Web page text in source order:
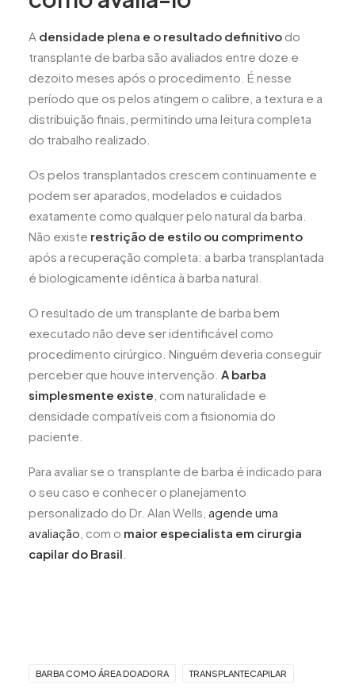
A densidade plena e o resultado definitivo do
transplante de barba são avaliados entre doze e
dezoito meses após o procedimento. É nesse
período que os pelos atingem o calibre, a textura e a
distribuição finais, permitindo uma leitura completa
do trabalho realizado.
Os pelos transplantados crescem continuamente e
podem ser aparados, modelados e cuidados
exatamente como qualquer pelo natural da barba.
Não existe restrição de estilo ou comprimento
após a recuperação completa: a barba transplantada
é biologicamente idêntica à barba natural.
O resultado de um transplante de barba bem
executado não deve ser identificável como
procedimento cirúrgico. Ninguém deveria conseguir
perceber que houve intervenção. A barba
simplesmente existe , com naturalidade e
densidade compatíveis com a fisionomia do
paciente.
Para avaliar se o transplante de barba é indicado para
o seu caso e conhecer o planejamento
personalizado do Dr. Alan Wells, agende uma
avaliação , com o maior especialista em cirurgia
capilar do Brasil
BARBA COMO ÁREA DOADORA TRANSPLANTECAPILAR